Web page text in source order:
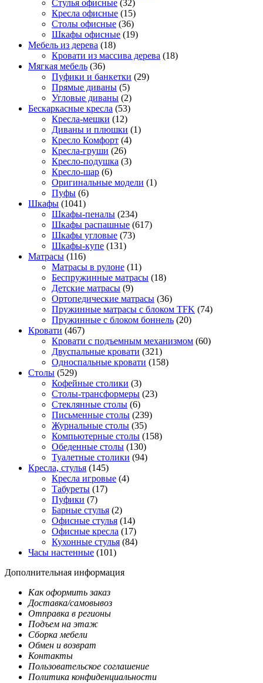
Стулья офисные (32)
Кресла офисные (15)
Столы офисные (36)
Шкафы офисные (19)
Мебель из дерева (18)
Кровати из массива дерева (18)
Мягкая мебель (36)
Пуфики и банкетки (29)
Прямые диваны (5)
Угловые диваны (2)
Бескаркасные кресла (53)
Кресла-мешки (12)
Диваны и плюшки (1)
Кресло Комфорт (4)
Кресла-груши (26)
Кресло-подушка (3)
Кресло-шар (6)
Оригинальные модели (1)
Пуфы (6)
Шкафы (1041)
Шкафы-пеналы (234)
Шкафы распашные (617)
Шкафы угловые (73)
Шкафы-купе (131)
Матрасы (116)
Матрасы в рулоне (11)
Беспружинные матрасы (18)
Детские матрасы (9)
Ортопедические матрасы (36)
Пружинные матрасы с блоком TFK (74)
Пружинные с блоком боннель (20)
Кровати (467)
Кровати с подъемным механизмом (60)
Двуспальные кровати (321)
Односпальные кровати (158)
Столы (529)
Кофейные столики (3)
Столы-трансформеры (23)
Стеклянные столы (6)
Письменные столы (239)
Журнальные столы (35)
Компьютерные столы (158)
Обеденные столы (130)
Туалетные столики (94)
Кресла, стулья (145)
Кресла игровые (4)
Табуреты (17)
Пуфики (7)
Барные стулья (2)
Офисные стулья (14)
Офисные кресла (17)
Кухонные стулья (84)
Часы настенные (101)
Дополнительная информация
Как оформить заказ
Доставка/самовывоз
Отправка в регионы
Подъем на этаж
Сборка мебели
Обмен и возврат
Контакты
Пользовательское соглашение
Политика конфиденциальности